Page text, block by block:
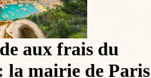
aux frais du
la mairie de Paris